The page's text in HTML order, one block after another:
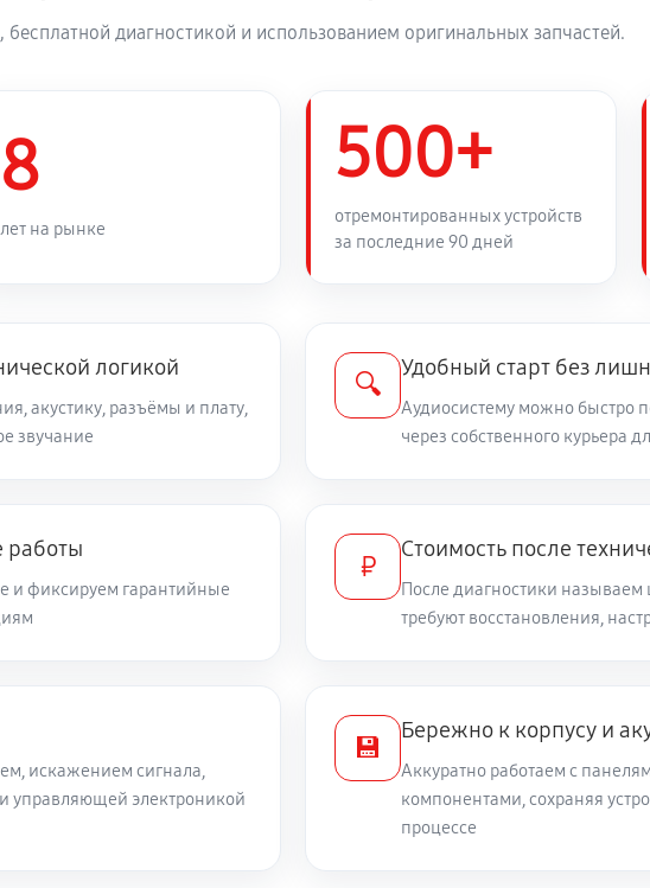
диагностикой и использованием оригинальных запчастей.
8
лет на рынке
500+
отремонтированных устройств
за последние 90 дней
логикой
акустику, разъёмы и плату,
звучание
🔍
Удобный старт без
Аудиосистему можно быстро
через собственного курьера
работы
и фиксируем гарантийные
₽
Стоимость после
После диагностики называем
требуют восстановления,
искажением сигнала,
управляющей электроникой
💾
Бережно к корпусу и
Аккуратно работаем с
компонентами, сохраняя
процессе